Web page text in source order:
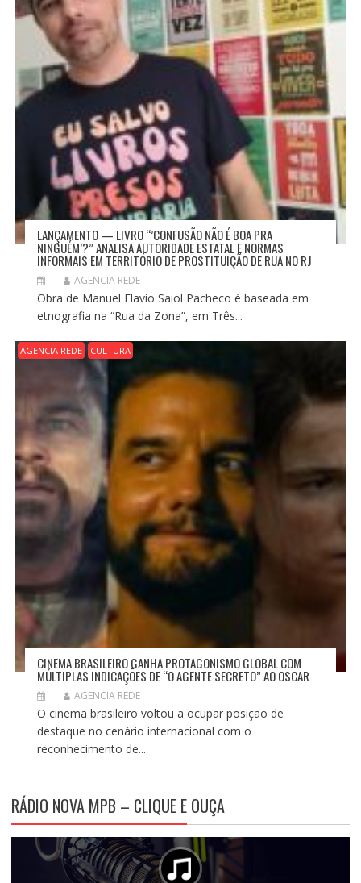
LANÇAMENTO — LIVRO “’CONFUSÃO NÃO É BOA PRA
NINGUÉM’?” ANALISA AUTORIDADE ESTATAL E NORMAS
INFORMAIS EM TERRITÓRIO DE PROSTITUIÇÃO DE RUA NO RJ
AGENCIA REDE
Obra de Manuel Flavio Saiol Pacheco é baseada em
etnografia na “Rua da Zona”, em Três...
AGENCIA REDE CULTURA
CINEMA BRASILEIRO GANHA PROTAGONISMO GLOBAL COM
MÚLTIPLAS INDICAÇÕES DE “O AGENTE SECRETO” AO OSCAR
AGENCIA REDE
O cinema brasileiro voltou a ocupar posição de
destaque no cenário internacional com o
reconhecimento de...
RÁDIO NOVA MPB – CLIQUE E OUÇA